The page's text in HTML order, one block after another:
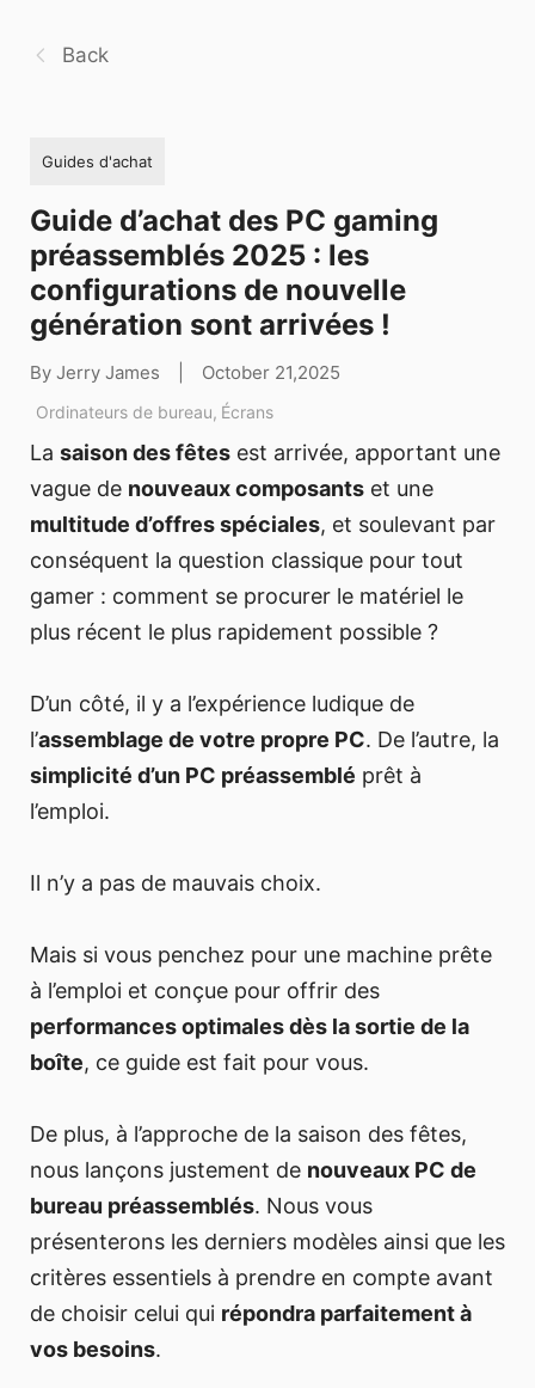
Back
Guides d'achat
Guide d’achat des PC gaming
préassemblés 2025 : les
configurations de nouvelle
génération sont arrivées !
By Jerry James October 21,2025
Ordinateurs de bureau, Écrans
La saison des fêtes est arrivée, apportant une
vague de nouveaux composants et une
multitude d’offres spéciales, et soulevant par
conséquent la question classique pour tout
gamer : comment se procurer le matériel le
plus récent le plus rapidement possible ?
D’un côté, il y a l’expérience ludique de
l’assemblage de votre propre PC. De l’autre, la
simplicité d’un PC préassemblé prêt à
l’emploi.
Il n’y a pas de mauvais choix.
Mais si vous penchez pour une machine prête
à l’emploi et conçue pour offrir des
performances optimales dès la sortie de la
boîte, ce guide est fait pour vous.
De plus, à l’approche de la saison des fêtes,
nous lançons justement de nouveaux PC de
bureau préassemblés. Nous vous
présenterons les derniers modèles ainsi que les
critères essentiels à prendre en compte avant
de choisir celui qui répondra parfaitement à
vos besoins.